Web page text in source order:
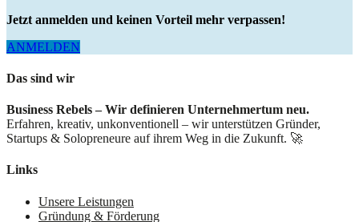
Jetzt anmelden und keinen Vorteil mehr verpassen!
ANMELDEN
Das sind wir
Business Rebels – Wir definieren Unternehmertum neu.
Erfahren, kreativ, unkonventionell – wir unterstützen Gründer,
Startups & Solopreneure auf ihrem Weg in die Zukunft. 🚀
Links
Unsere Leistungen
Gründung & Förderung